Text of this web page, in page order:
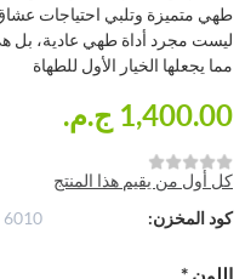
طهي متميزة وتلبي احتياجات
ليست مجرد أداة طهي عادية، بل
مما يجعلها الخيار الأول للطهاة
1,400.00 ج.م.‏
كل أول من يقيم هذا المنتج
كود المخزن:
6010